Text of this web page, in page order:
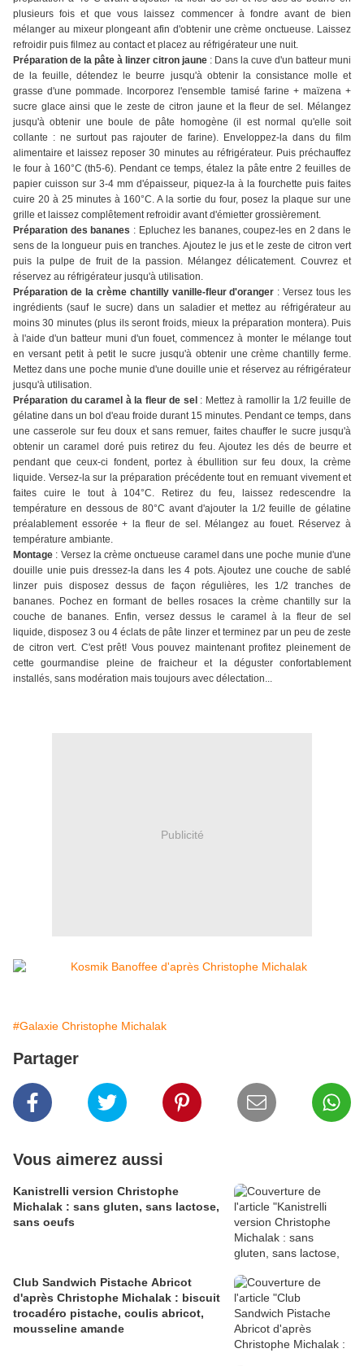
plusieurs fois et que vous laissez commencer à fondre avant de bien
mélanger au mixeur plongeant afin d'obtenir une crème onctueuse. Laissez
refroidir puis filmez au contact et placez au réfrigérateur une nuit.
Préparation de la pâte à linzer citron jaune : Dans la cuve d'un batteur muni
de la feuille, détendez le beurre jusqu'à obtenir la consistance molle et
grasse d'une pommade. Incorporez l'ensemble tamisé farine + maïzena +
sucre glace ainsi que le zeste de citron jaune et la fleur de sel. Mélangez
jusqu'à obtenir une boule de pâte homogène (il est normal qu'elle soit
collante : ne surtout pas rajouter de farine). Enveloppez-la dans du film
alimentaire et laissez reposer 30 minutes au réfrigérateur. Puis préchauffez
le four à 160°C (th5-6). Pendant ce temps, étalez la pâte entre 2 feuilles de
papier cuisson sur 3-4 mm d'épaisseur, piquez-la à la fourchette puis faites
cuire 20 à 25 minutes à 160°C. A la sortie du four, posez la plaque sur une
grille et laissez complêtement refroidir avant d'émietter grossièrement.
Préparation des bananes : Epluchez les bananes, coupez-les en 2 dans le
sens de la longueur puis en tranches. Ajoutez le jus et le zeste de citron vert
puis la pulpe de fruit de la passion. Mélangez délicatement. Couvrez et
réservez au réfrigérateur jusqu'à utilisation.
Préparation de la crème chantilly vanille-fleur d'oranger : Versez tous les
ingrédients (sauf le sucre) dans un saladier et mettez au réfrigérateur au
moins 30 minutes (plus ils seront froids, mieux la préparation montera). Puis
à l'aide d'un batteur muni d'un fouet, commencez à monter le mélange tout
en versant petit à petit le sucre jusqu'à obtenir une crème chantilly ferme.
Mettez dans une poche munie d'une douille unie et réservez au réfrigérateur
jusqu'à utilisation.
Préparation du caramel à la fleur de sel : Mettez à ramollir la 1/2 feuille de
gélatine dans un bol d'eau froide durant 15 minutes. Pendant ce temps, dans
une casserole sur feu doux et sans remuer, faites chauffer le sucre jusqu'à
obtenir un caramel doré puis retirez du feu. Ajoutez les dés de beurre et
pendant que ceux-ci fondent, portez à ébullition sur feu doux, la crème
liquide. Versez-la sur la préparation précédente tout en remuant vivement et
faites cuire le tout à 104°C. Retirez du feu, laissez redescendre la
température en dessous de 80°C avant d'ajouter la 1/2 feuille de gélatine
préalablement essorée + la fleur de sel. Mélangez au fouet. Réservez à
température ambiante.
Montage : Versez la crème onctueuse caramel dans une poche munie d'une
douille unie puis dressez-la dans les 4 pots. Ajoutez une couche de sablé
linzer puis disposez dessus de façon régulières, les 1/2 tranches de
bananes. Pochez en formant de belles rosaces la crème chantilly sur la
couche de bananes. Enfin, versez dessus le caramel à la fleur de sel
liquide, disposez 3 ou 4 éclats de pâte linzer et terminez par un peu de zeste
de citron vert. C'est prêt! Vous pouvez maintenant profitez pleinement de
cette gourmandise pleine de fraicheur et la déguster confortablement
installés, sans modération mais toujours avec délectation...
Publicité
#Galaxie Christophe Michalak
Partager
Vous aimerez aussi
Kanistrelli version Christophe
Michalak : sans gluten, sans lactose,
sans oeufs
Club Sandwich Pistache Abricot
d'après Christophe Michalak : biscuit
trocadéro pistache, coulis abricot,
mousseline amande